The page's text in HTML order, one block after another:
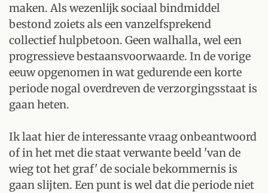
maken. Als wezenlijk sociaal bindmiddel
bestond zoiets als een vanzelfsprekend
collectief hulpbetoon. Geen walhalla, wel een
progressieve bestaansvoorwaarde. In de vorige
eeuw opgenomen in wat gedurende een korte
periode nogal overdreven de verzorgingsstaat is
gaan heten.
Ik laat hier de interessante vraag onbeantwoord
of in het met die staat verwante beeld 'van de
wieg tot het graf' de sociale bekommernis is
gaan slijten. Een punt is wel dat die periode niet